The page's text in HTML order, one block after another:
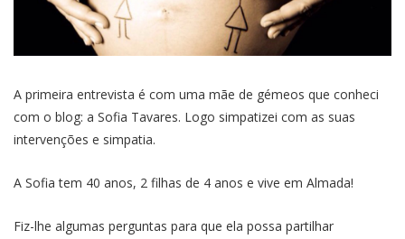
A primeira entrevista é com uma mãe de gémeos que conheci
com o blog: a Sofia Tavares. Logo simpatizei com as suas
intervenções e simpatia.
A Sofia tem 40 anos, 2 filhas de 4 anos e vive em Almada!
Fiz-lhe algumas perguntas para que ela possa partilhar